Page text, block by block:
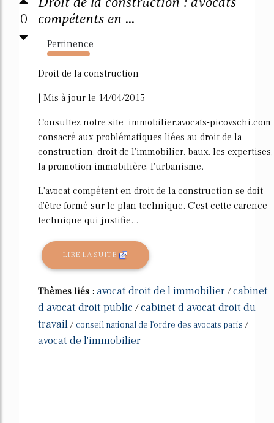
0
compétents en ...
Pertinence
1664%
Droit de la construction
| Mis à jour le 14/04/2015
Consultez notre site immobilier.avocats-picovschi.com
consacré aux problématiques liées au droit de la
construction, droit de l'immobilier, baux, les expertises,
la promotion immobilière, l'urbanisme.
L'avocat compétent en droit de la construction se doit
d'être formé sur le plan technique. C'est cette carence
technique qui justifie...
LIRE LA SUITE
Thèmes liés : avocat droit de l immobilier /cabinet
d avocat droit public /cabinet d avocat droit du
travail / conseil national de l'ordre des avocats paris /
avocat de l'immobilier